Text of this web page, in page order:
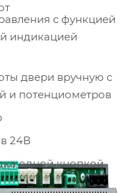
с функцией
индикацией
двери вручную с
и потенциометров
24В
одной кнопкой